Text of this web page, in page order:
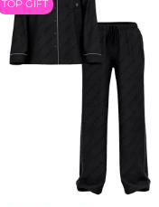
TOP GIFT